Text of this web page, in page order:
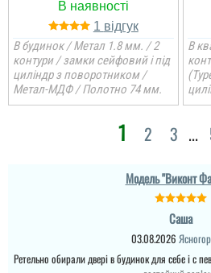
Іван
фарбування, компанія
1
В будинок / Метал 1.8 мм. / 2
контури / замки сейфовий і під
циліндр з поворотником /
Метал-МДФ / Полотно 74 мм.
В
1 2 3 ...
Модель "Виконт
Саша
03.08.2026
Ретельно обирали двері в будинок для себе і с